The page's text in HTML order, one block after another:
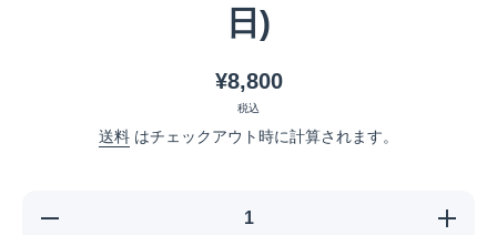
日)
¥8,800
税込
送料 はチェックアウト時に計算されます。
【中古・検
【中古